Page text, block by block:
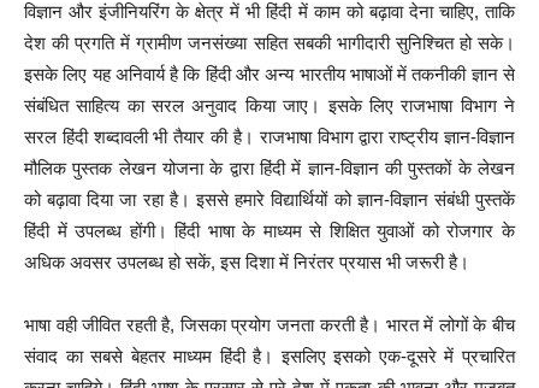
वि‍ज्ञान और इंजीनियरिंग के क्षेत्र में भी हिंदी में काम को बढ़ावा देना चाहिए, ताकि
देश की प्रगति में ग्रामीण जनसंख्‍या सहित सबकी भागीदारी सुनिश्चित हो सके।
इसके लिए यह अनिवार्य है कि हिंदी और अन्‍य भारतीय भाषाओं में तकनीकी ज्ञान से
संबंधित साहित्‍य का सरल अनुवाद किया जाए। इसके लिए राजभाषा विभाग ने
सरल हिंदी शब्दावली भी तैयार की है। राजभाषा विभाग द्वारा राष्ट्रीय ज्ञान-विज्ञान
मौलिक पुस्तक लेखन योजना के द्वारा हिंदी में ज्ञान-विज्ञान की पुस्तकों के लेखन
को बढ़ावा दिया जा रहा है। इससे हमारे विद्यार्थियों को ज्ञान-विज्ञान संबंधी पुस्तकें
हिंदी में उपलब्ध होंगी। हिंदी भाषा के माध्यम से शिक्षित युवाओं को रोजगार के
अधिक अवसर उपलब्ध हो सकें, इस दिशा में निरंतर प्रयास भी जरूरी है।
भाषा वही जीवित रहती है, जिसका प्रयोग जनता करती है। भारत में लोगों के बीच
संवाद का सबसे बेहतर माध्यम हिंदी है। इसलिए इसको एक-दूसरे में प्रचारित